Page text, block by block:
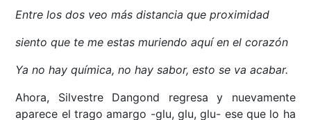
Entre los dos veo más distancia que proximidad
siento que te me estas muriendo aquí en el corazón
Ya no hay química, no hay sabor, esto se va acabar.
Ahora, Silvestre Dangond regresa y nuevamente
aparece el trago amargo -glu, glu, glu- ese que lo ha